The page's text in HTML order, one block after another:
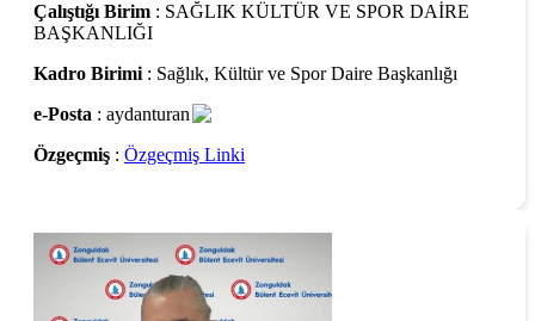
Çalıştığı Birim : SAĞLIK KÜLTÜR VE SPOR DAİRE
BAŞKANLIĞI
Kadro Birimi: Sağlık, Kültür ve Spor Daire Başkanlığı
e-Posta : aydanturan
Özgeçmiş : Özgeçmiş Linki